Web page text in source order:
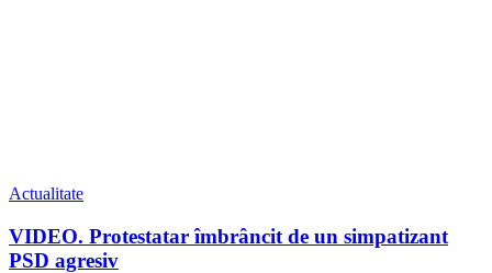
Actualitate
VIDEO. Protestatar îmbrâncit de un simpatizant
PSD agresiv